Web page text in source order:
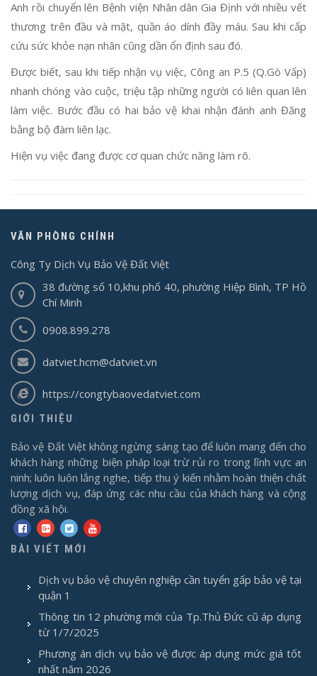
Anh rồi chuyển lên Bệnh viện Nhân dân Gia Định với nhiều vết
thương trên đầu và mặt, quần áo dính đầy máu. Sau khi cấp
cứu sức khỏe nạn nhân cũng dần ổn định sau đó.
Được biết, sau khi tiếp nhận vụ việc, Công an P.5 (Q.Gò Vấp)
nhanh chóng vào cuộc, triệu tập những người có liên quan lên
làm việc. Bước đầu có hai bảo vệ khai nhận đánh anh Đăng
bằng bộ đàm liên lạc.
Hiện vụ việc đang được cơ quan chức năng làm rõ.
VĂN PHÒNG CHÍNH
Công Ty Dịch Vụ Bảo Vệ Đất Việt
38 đường số 10,khu phố 40, phường Hiệp Bình, TP Hồ
Chí Minh
0908.899.278
datviet.hcm@datviet.vn
https://congtybaovedatviet.com
GIỚI THIỆU
Bảo vệ Đất Việt không ngừng sáng tạo để luôn mang đến cho
khách hàng những biện pháp loại trừ rủi ro trong lĩnh vực an
ninh; luôn luôn lắng nghe, tiếp thu ý kiến nhằm hoàn thiện chất
lượng dịch vụ, đáp ứng các nhu cầu của khách hàng và cộng
đồng xã hội.
BÀI VIẾT MỚI
Dịch vụ bảo vệ chuyên nghiệp cần tuyển gấp bảo vệ tại
quận 1
Thông tin 12 phường mới của Tp.Thủ Đức cũ áp dụng
từ 1/7/2025
Phương án dịch vụ bảo vệ được áp dụng mức giá tốt
nhất năm 2026